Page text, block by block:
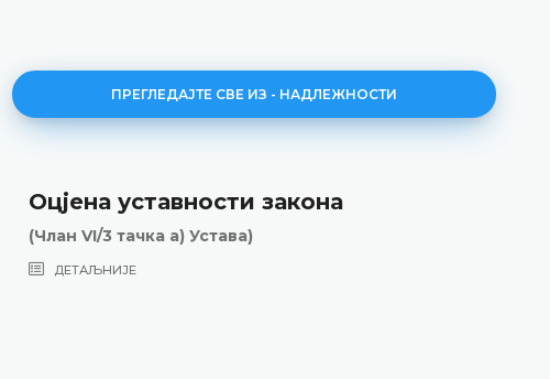
ПРЕГЛЕДАЈТЕ СВЕ ИЗ - НАДЛЕЖНОСТИ
Оцјена уставности закона
(Члан VI/3 тачка а) Устава)
ДЕТАЉНИЈЕ